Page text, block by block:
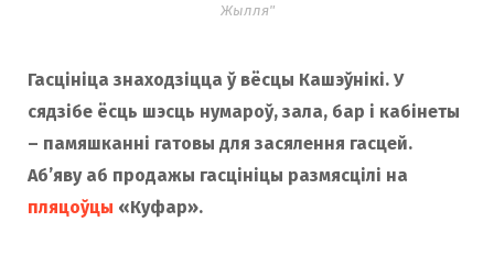
Жылля"
Гасцініца знаходзіцца ў вёсцы Кашэўнікі. У
сядзібе ёсць шэсць нумароў, зала, бар і кабінеты
– памяшканні гатовы для засялення гасцей.
Аб’яву аб продажы гасцініцы размясцілі на
пляцоўцы «Куфар».